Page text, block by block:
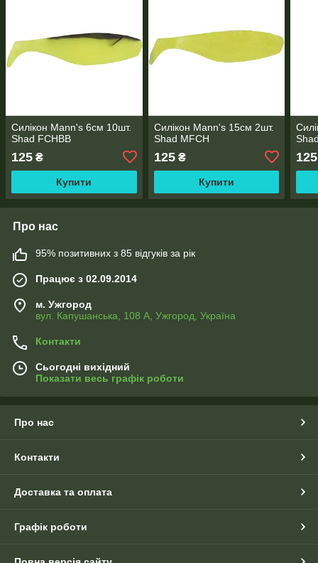
Силікон Mann's 6см 10шт.
Shad FCHBB
125 ₴
Купити
Силікон Mann's 15см 2шт.
Shad MFCH
125₴
Купити
125
Про нас
95% позитивних з 85 відгуків за рік
Працює з 02.09.2014
м. Ужгород
вул. Капушанська, 108 А, Ужгород, Україна
Контакти
Сьогодні вихідний
Показати весь графік роботи
Про нас
Контакти
Доставка та оплата
Графік роботи